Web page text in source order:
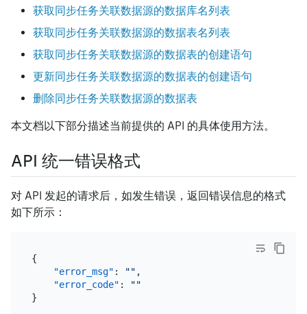
获取同步任务关联数据源的数据库名列表
获取同步任务关联数据源的数据表名列表
获取同步任务关联数据源的数据表的创建语句
更新同步任务关联数据源的数据表的创建语句
删除同步任务关联数据源的数据表
本文档以下部分描述当前提供的 API 的具体使用方法。
API 统一错误格式
对 API 发起的请求后，如发生错误，返回错误信息的格式
如下所示：
{
"error_msg" : "" ,
"error_code" :
""
}